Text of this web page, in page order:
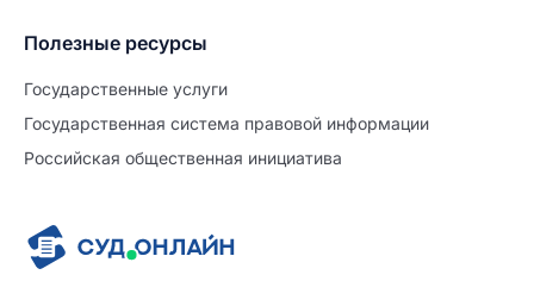
Полезные ресурсы
Государственные услуги
Государственная система правовой информации
Российская общественная инициатива
Продолжите заполнение
Расторжение брака
Уже заполнено
Шаг 0 из 15
№5698427